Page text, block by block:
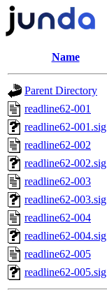
Name
Parent Directory
readline62-001
readline62-001.sig
readline62-002
readline62-002.sig
readline62-003
readline62-003.sig
readline62-004
readline62-004.sig
readline62-005
readline62-005.sig